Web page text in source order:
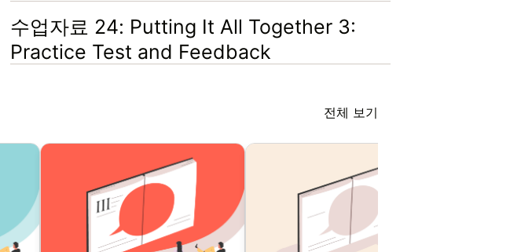
수업자료 24: Putting It All Together 3:
Practice Test and Feedback
전체 보기